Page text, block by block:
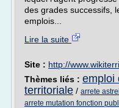
des grades successifs,
emplois...
Lire la suite
Site : http://
Thèmes liés : emploi
territoriale / arrete
arrete mutation fonction